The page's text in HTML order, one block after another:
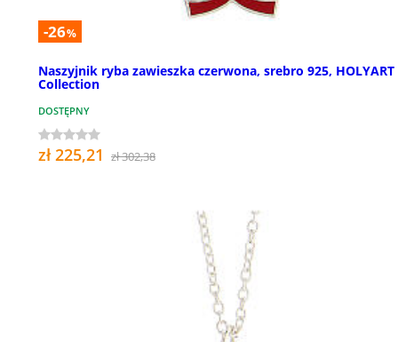
-26%
Naszyjnik ryba zawieszka czerwona, srebro 925, HOLYART
Collection
DOSTĘPNY
zł 225,21 zł 302,38